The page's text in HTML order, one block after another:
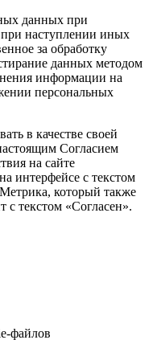
данных при
наступлении иных
за обработку
данных методом
информации на
персональных
в качестве своей
Согласием
на сайте
интерфейсе с текстом
который также
с текстом «Согласен».
файлов